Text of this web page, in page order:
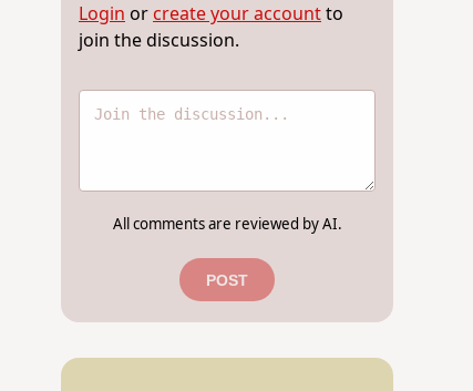
Loginorcreate your accountto
join the discussion.
All comments are reviewed by AI.
POST